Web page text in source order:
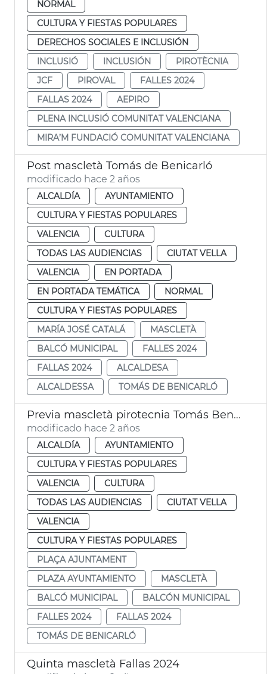
NORMAL
CULTURA Y FIESTAS POPULARES
DERECHOS SOCIALES E INCLUSIÓN
INCLUSIÓ
INCLUSIÓN
PIROTÈCNIA
JCF
PIROVAL
FALLES 2024
FALLAS 2024
AEPIRO
PLENA INCLUSIÓ COMUNITAT VALENCIANA
MIRA’M FUNDACIÓ COMUNITAT VALENCIANA
Post mascletà Tomás de Benicarló
modificado hace 2 años
ALCALDÍA
AYUNTAMIENTO
CULTURA Y FIESTAS POPULARES
VALENCIA
CULTURA
TODAS LAS AUDIENCIAS
CIUTAT VELLA
VALENCIA
EN PORTADA
EN PORTADA TEMÁTICA
NORMAL
CULTURA Y FIESTAS POPULARES
MARÍA JOSÉ CATALÁ
MASCLETÀ
BALCÓ MUNICIPAL
FALLES 2024
FALLAS 2024
ALCALDESA
ALCALDESSA
TOMÁS DE BENICARLÓ
Previa mascletà pirotecnia Tomás Benicarló
modificado hace 2 años
ALCALDÍA
AYUNTAMIENTO
CULTURA Y FIESTAS POPULARES
VALENCIA
CULTURA
TODAS LAS AUDIENCIAS
CIUTAT VELLA
VALENCIA
CULTURA Y FIESTAS POPULARES
PLAÇA AJUNTAMENT
PLAZA AYUNTAMIENTO
MASCLETÀ
BALCÓ MUNICIPAL
BALCÓN MUNICIPAL
FALLES 2024
FALLAS 2024
TOMÁS DE BENICARLÓ
Quinta mascletà Fallas 2024